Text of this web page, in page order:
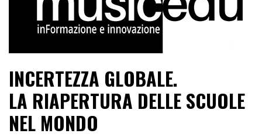
INCERTEZZA GLOBALE.
LA RIAPERTURA DELLE SCUOLE
NEL MONDO